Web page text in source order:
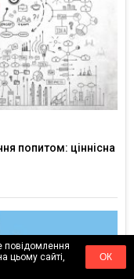
попитом: ціннісна
повідомлення
цьому сайті,
ОК